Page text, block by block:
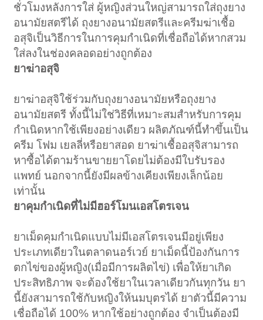
ชั่วโมงหลังการใส่ ผู้หญิงส่วนใหญ่สามารถใส่ถุงยาง
อนามัยสตรีได้ ถุงยางอนามัยสตรีและครีมฆ่าเชื้อ
อสุจิเป็นวิธีการในการคุมกำเนิดที่เชื่อถือได้หากสวม
ใส่ลงในช่องคลอดอย่างถูกต้อง
ยาฆ่าอสุจิ
ยาฆ่าอสุจิใช้ร่วมกับถุงยางอนามัยหรือถุงยาง
อนามัยสตรี ทั้งนี้ไม่ใช่วิธีที่เหมาะสมสำหรับการคุม
กำเนิดหากใช้เพียงอย่างเดียว ผลิตภัณฑ์นี้ทำขึ้นเป็น
ครีม โฟม เยลลี่หรือยาสอด ยาฆ่าเชื้ออสุจิสามารถ
หาซื้อได้ตามร้านขายยาโดยไม่ต้องมีใบรับรอง
แพทย์ นอกจากนี้ยังมีผลข้างเคียงเพียงเล็กน้อย
เท่านั้น
ยาคุมกำเนิดที่ไม่มีฮอร์โมนเอสโตรเจน
ยาเม็ดคุมกำเนิดแบบไม่มีเอสโตรเจนมีอยู่เพียง
ประเภทเดียวในตลาดนอร์เวย์ ยาเม็ดนี้ป้องกันการ
ตกไข่ของผู้หญิง(เมื่อมีการผลิตไข่) เพื่อให้ยาเกิด
ประสิทธิภาพ จะต้องใช้ยาในเวลาเดียวกันทุกวัน ยา
นี้ยังสามารถใช้กับหญิงให้นมบุตรได้ ยาตัวนี้มีความ
เชื่อถือได้ 100% หากใช้อย่างถูกต้อง จำเป็นต้องมี